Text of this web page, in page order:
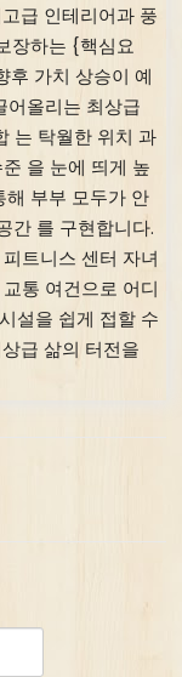
급 인테리어과 풍
장하는 {핵심요
후 가치 상승이 예
어올리는 최상급
는 탁월한 위치 과
을 눈에 띄게 높
해 부부 모두가 안
간 를 구현합니다.
트니스 센터 자녀
통 여건으로 어디
설을 쉽게 접할 수
급 삶의 터전을